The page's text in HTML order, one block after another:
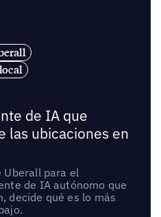
de IA que
las ubicaciones en
Uberall para el
de IA autónomo que
decide qué es lo más